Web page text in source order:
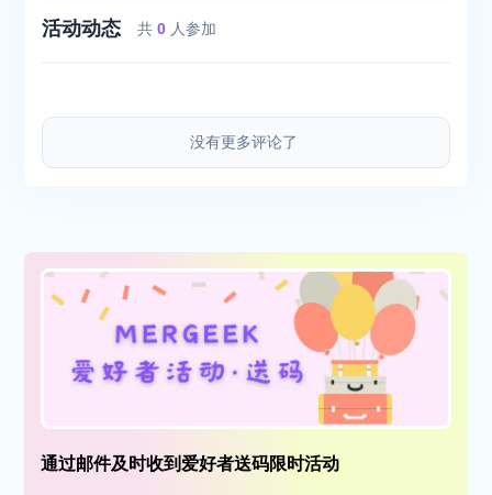
活动动态 共0 人参加
没有更多评论了
通过邮件及时收到爱好者送码限时活动